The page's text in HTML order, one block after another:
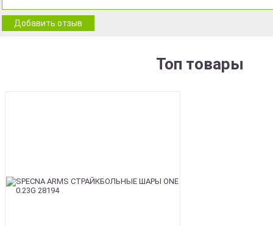
Добавить отзыв
Топ товары